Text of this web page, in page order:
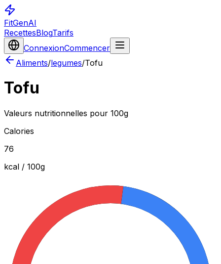
FitGenAI
RecettesBlogTarifs
ConnexionCommencer
Aliments/legumes/Tofu
Tofu
Valeurs nutritionnelles pour 100g
Calories
76
kcal / 100g